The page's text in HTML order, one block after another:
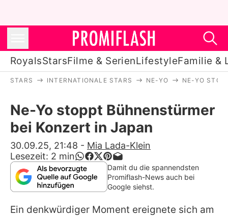
RoyalsStarsFilme & SerienLifestyleFamilie &
Stars
Filme & Serien
Lifestyle
Familie & Liebe
STARS INTERNATIONALE STARS NE-YO NE-YO
Ne-Yo stoppt Bühnenstürmer
bei Konzert in Japan
30.09.25, 21:48 - Mia Lada-Klein
Lesezeit: 2 min
Damit du die spannendsten
Promiflash-News auch bei
Google siehst.
Ein denkwürdiger Moment ereignete sich am